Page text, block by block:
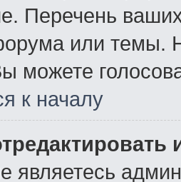
Перечень
или темы.
можете
к началу
являетесь